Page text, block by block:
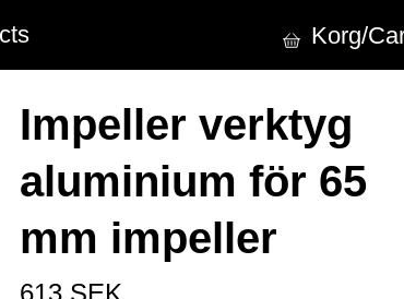
Korg/
Impeller verktyg
aluminium för 65
mm impeller
613 SEK